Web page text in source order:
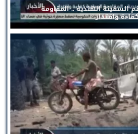
السفينة الهندية .. المقاومة
واقتدار